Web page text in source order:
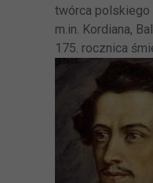
twórca polskiego
m.in. Kordiana,
175. rocznica